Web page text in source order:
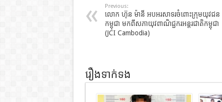
Previous:
លោក ហ៊ុន ម៉ានី អបអរសាទរចំពោះក្រុមយុវជន
កម្ពុជា មកពីសភាយុវពាណិជ្ជករអន្តរជាតិកម្ពុជា
(JCI Cambodia)
រឿងទាក់ទង